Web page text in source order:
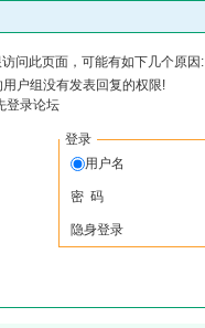
问此页面，可能有如下几个原因:
户组没有发表回复的权限!
登录论坛
登录
用户名
密 码
隐身登录